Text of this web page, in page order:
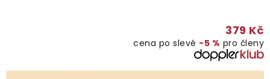
379 Kč
cena po slevě −5 % pro členy